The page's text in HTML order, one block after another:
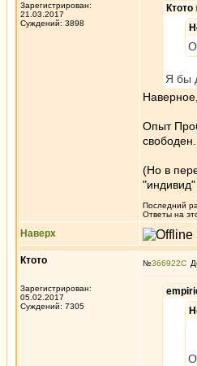
Зарегистрирован:
21.03.2017
Суждений: 3898
Ктото
Я бы
Опыт
(Но в
"индивид"
Последний
Ответы на
Наверх
Ктото
Зарегистрирован:
05.02.2017
Суждений: 7305
№366922